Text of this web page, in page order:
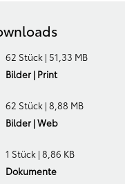
62 Stück | 51,33 MB
Bilder | Print
62 Stück | 8,88 MB
Bilder | Web
1 Stück | 8,86 KB
Dokumente